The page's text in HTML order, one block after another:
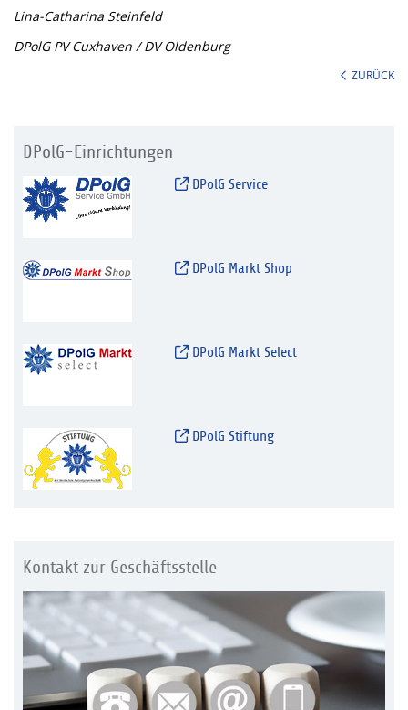
Lina-Catharina Steinfeld
DPolG PV Cuxhaven / DV Oldenburg
ZURÜCK
DPolG-Einrichtungen
DPolG Service
DPolG Markt Shop
DPolG Markt Select
DPolG Stiftung
Kontakt zur Geschäftsstelle